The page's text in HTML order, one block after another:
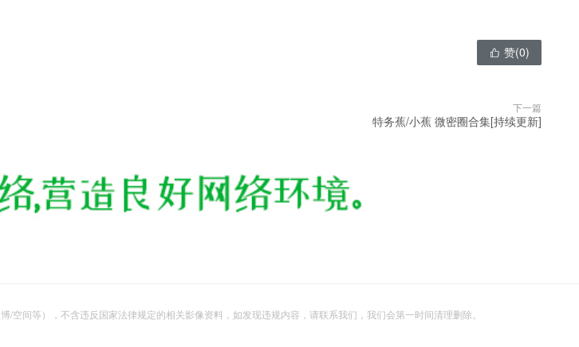
 赞(0)
下一篇
特务蕉/小蕉 微密圈合集[持续更新]
间等），不含违反国家法律规定的相关影像资料，如发现违规内容，请联系我们，我们会第一时间清理删除。